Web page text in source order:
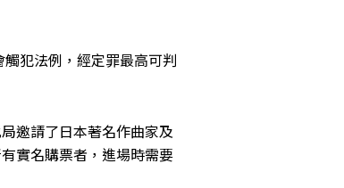
犯法例，經定罪最高可判
邀請了日本著名作曲家及
實名購票者，進場時需要